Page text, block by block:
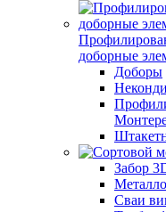
доборные
Доборы
Забор
Сваи